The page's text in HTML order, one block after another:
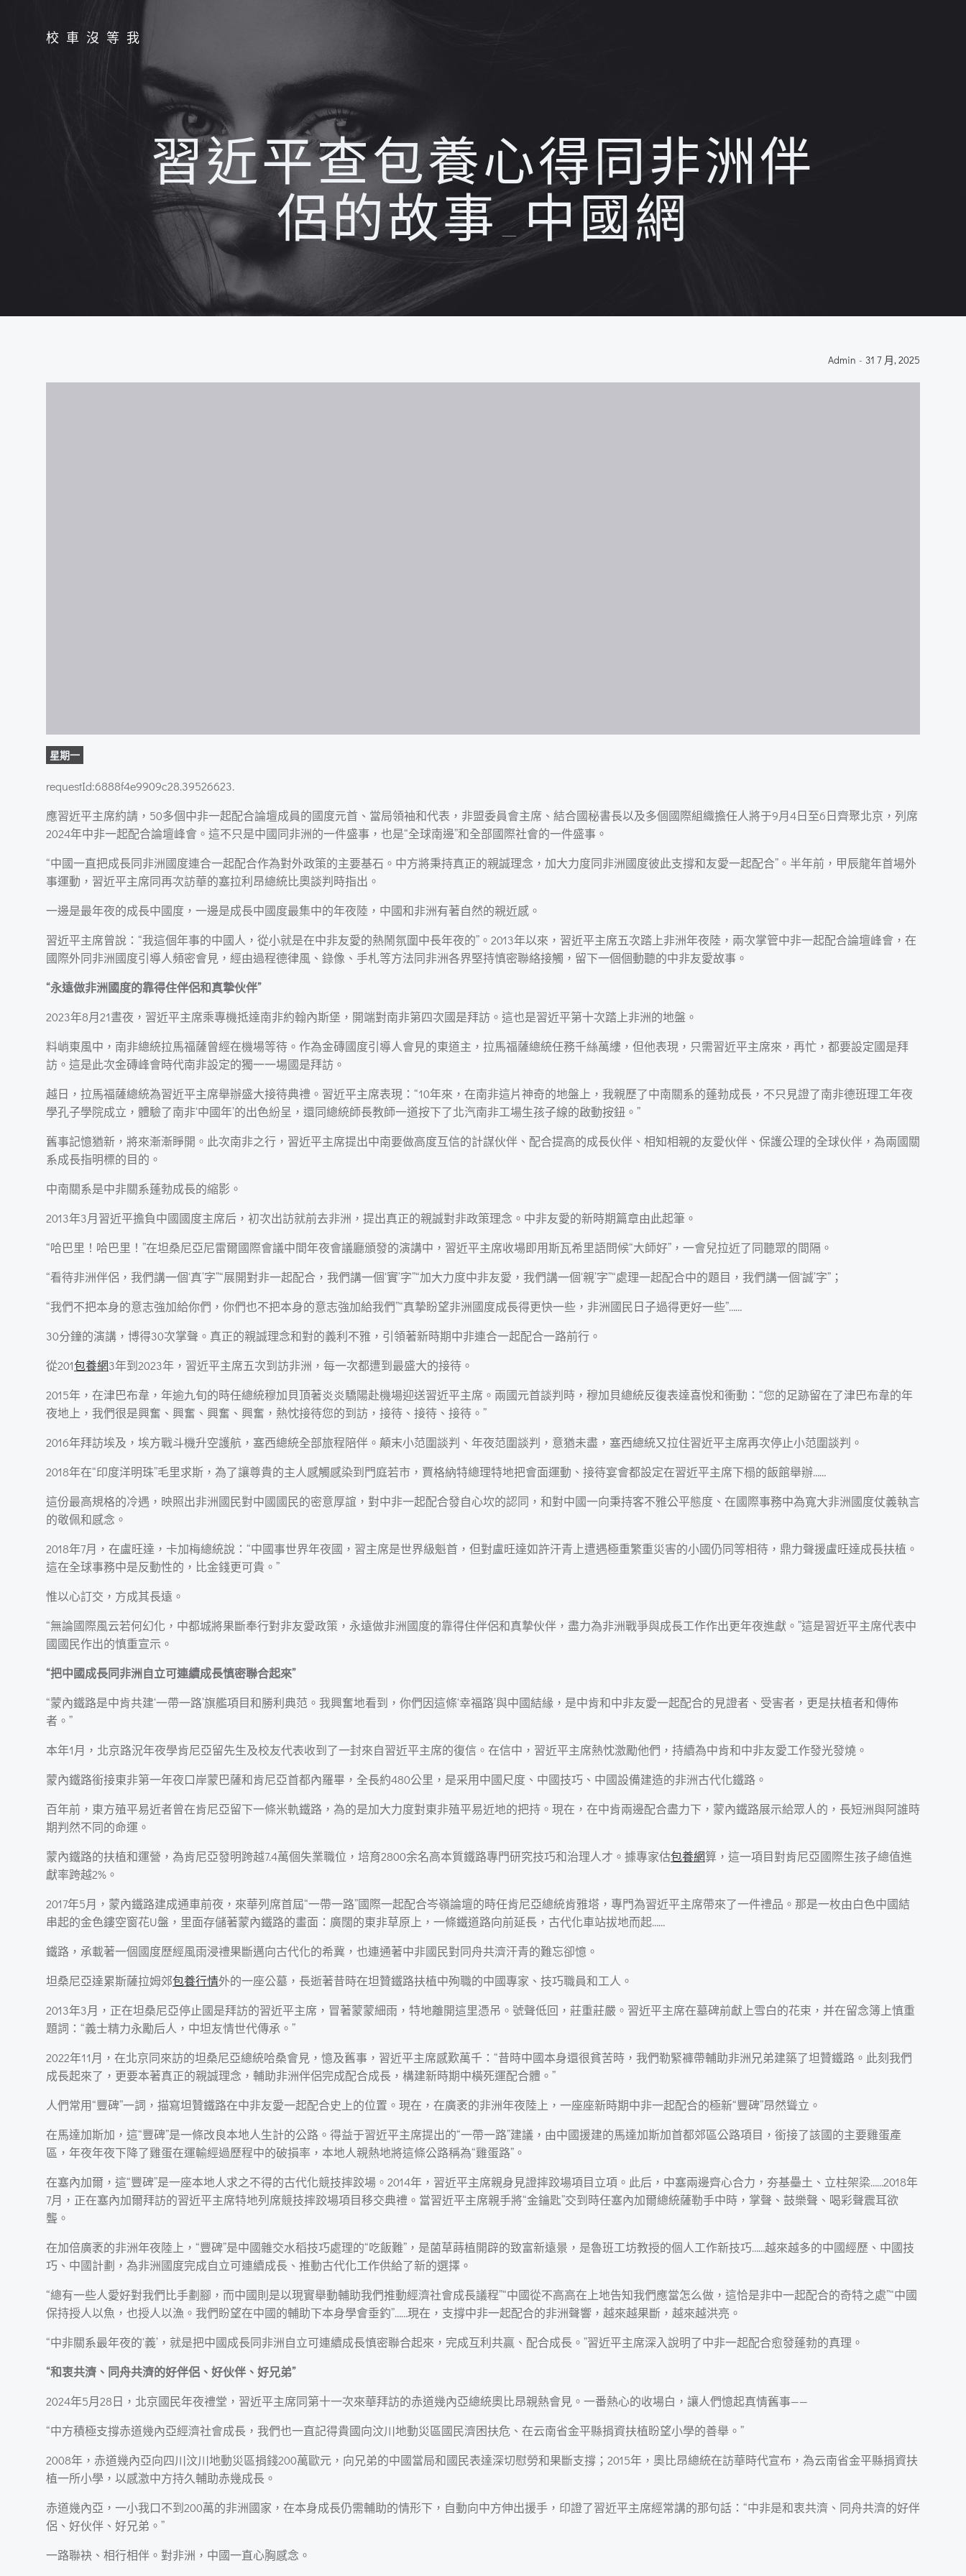
校車沒等我
習近平查包養心得同非洲伴
侶的故事_中國網
Admin - 31 7 月, 2025
星期一
requestId:6888f4e9909c28.39526623.
應習近平主席約請，50多個中非一起配合論壇成員的國度元首、當局領袖和代表，非盟委員會主席、結合國秘書長以及多個國際組織擔任人將于9月4日至6日齊聚北京，列席
2024年中非一起配合論壇峰會。這不只是中國同非洲的一件盛事，也是“全球南邊”和全部國際社會的一件盛事。
“中國一直把成長同非洲國度連合一起配合作為對外政策的主要基石。中方將秉持真正的親誠理念，加大力度同非洲國度彼此支撐和友愛一起配合”。半年前，甲辰龍年首場外
事運動，習近平主席同再次訪華的塞拉利昂總統比奧談判時指出。
一邊是最年夜的成長中國度，一邊是成長中國度最集中的年夜陸，中國和非洲有著自然的親近感。
習近平主席曾說：“我這個年事的中國人，從小就是在中非友愛的熱鬧氛圍中長年夜的”。2013年以來，習近平主席五次踏上非洲年夜陸，兩次掌管中非一起配合論壇峰會，在
國際外同非洲國度引導人頻密會見，經由過程德律風、錄像、手札等方法同非洲各界堅持慎密聯絡接觸，留下一個個動聽的中非友愛故事。
“永遠做非洲國度的靠得住伴侶和真摯伙伴”
2023年8月21晝夜，習近平主席乘專機抵達南非約翰內斯堡，開端對南非第四次國是拜訪。這也是習近平第十次踏上非洲的地盤。
料峭東風中，南非總統拉馬福薩曾經在機場等待。作為金磚國度引導人會見的東道主，拉馬福薩總統任務千絲萬縷，但他表現，只需習近平主席來，再忙，都要設定國是拜
訪。這是此次金磚峰會時代南非設定的獨一一場國是拜訪。
越日，拉馬福薩總統為習近平主席舉辦盛大接待典禮。習近平主席表現：“10年來，在南非這片神奇的地盤上，我親歷了中南關系的蓬勃成長，不只見證了南非德班理工年夜
學孔子學院成立，體驗了南非‘中國年’的出色紛呈，還同總統師長教師一道按下了北汽南非工場生孩子線的啟動按鈕。”
舊事記憶猶新，將來漸漸睜開。此次南非之行，習近平主席提出中南要做高度互信的計謀伙伴、配合提高的成長伙伴、相知相親的友愛伙伴、保護公理的全球伙伴，為兩國關
系成長指明標的目的。
中南關系是中非關系蓬勃成長的縮影。
2013年3月習近平擔負中國國度主席后，初次出訪就前去非洲，提出真正的親誠對非政策理念。中非友愛的新時期篇章由此起筆。
“哈巴里！哈巴里！”在坦桑尼亞尼雷爾國際會議中間年夜會議廳頒發的演講中，習近平主席收場即用斯瓦希里語問候“大師好”，一會兒拉近了同聽眾的間隔。
“看待非洲伴侶，我們講一個‘真’字”“展開對非一起配合，我們講一個‘實’字”“加大力度中非友愛，我們講一個‘親’字”“處理一起配合中的題目，我們講一個‘誠’字”；
“我們不把本身的意志強加給你們，你們也不把本身的意志強加給我們”“真摯盼望非洲國度成長得更快一些，非洲國民日子過得更好一些”……
30分鐘的演講，博得30次掌聲。真正的親誠理念和對的義利不雅，引領著新時期中非連合一起配合一路前行。
從201包養網3年到2023年，習近平主席五次到訪非洲，每一次都遭到最盛大的接待。
2015年，在津巴布韋，年逾九旬的時任總統穆加貝頂著炎炎驕陽赴機場迎送習近平主席。兩國元首談判時，穆加貝總統反復表達喜悅和衝動：“您的足跡留在了津巴布韋的年
夜地上，我們很是興奮、興奮、興奮、興奮，熱忱接待您的到訪，接待、接待、接待。”
2016年拜訪埃及，埃方戰斗機升空護航，塞西總統全部旅程陪伴。顛末小范圍談判、年夜范圍談判，意猶未盡，塞西總統又拉住習近平主席再次停止小范圍談判。
2018年在“印度洋明珠”毛里求斯，為了讓尊貴的主人感觸感染到門庭若市，賈格納特總理特地把會面運動、接待宴會都設定在習近平主席下榻的飯館舉辦……
這份最高規格的冷遇，映照出非洲國民對中國國民的密意厚誼，對中非一起配合發自心坎的認同，和對中國一向秉持客不雅公平態度、在國際事務中為寬大非洲國度仗義執言
的敬佩和感念。
2018年7月，在盧旺達，卡加梅總統說：“中國事世界年夜國，習主席是世界級魁首，但對盧旺達如許汗青上遭遇極重繁重災害的小國仍同等相待，鼎力聲援盧旺達成長扶植。
這在全球事務中是反動性的，比金錢更可貴。”
惟以心訂交，方成其長遠。
“無論國際風云若何幻化，中都城將果斷奉行對非友愛政策，永遠做非洲國度的靠得住伴侶和真摯伙伴，盡力為非洲戰爭與成長工作作出更年夜進獻。”這是習近平主席代表中
國國民作出的慎重宣示。
“把中國成長同非洲自立可連續成長慎密聯合起來”
“蒙內鐵路是中肯共建‘一帶一路’旗艦項目和勝利典范。我興奮地看到，你們因這條‘幸福路’與中國結緣，是中肯和中非友愛一起配合的見證者、受害者，更是扶植者和傳佈
者。”
本年1月，北京路況年夜學肯尼亞留先生及校友代表收到了一封來自習近平主席的復信。在信中，習近平主席熱忱激勵他們，持續為中肯和中非友愛工作發光發燒。
蒙內鐵路銜接東非第一年夜口岸蒙巴薩和肯尼亞首都內羅畢，全長約480公里，是采用中國尺度、中國技巧、中國設備建造的非洲古代化鐵路。
百年前，東方殖平易近者曾在肯尼亞留下一條米軌鐵路，為的是加大力度對東非殖平易近地的把持。現在，在中肯兩邊配合盡力下，蒙內鐵路展示給眾人的，長短洲與阿誰時
期判然不同的命運。
蒙內鐵路的扶植和運營，為肯尼亞發明跨越7.4萬個失業職位，培育2800余名高本質鐵路專門研究技巧和治理人才。據專家估包養網算，這一項目對肯尼亞國際生孩子總值進
獻率跨越2%。
2017年5月，蒙內鐵路建成通車前夜，來華列席首屆“一帶一路”國際一起配合岑嶺論壇的時任肯尼亞總統肯雅塔，專門為習近平主席帶來了一件禮品。那是一枚由白色中國結
串起的金色鏤空窗花U盤，里面存儲著蒙內鐵路的畫面：廣闊的東非草原上，一條鐵道路向前延長，古代化車站拔地而起……
鐵路，承載著一個國度歷經風雨浸禮果斷邁向古代化的希冀，也連通著中非國民對同舟共濟汗青的難忘卻憶。
坦桑尼亞達累斯薩拉姆郊包養行情外的一座公墓，長逝著昔時在坦贊鐵路扶植中殉職的中國專家、技巧職員和工人。
2013年3月，正在坦桑尼亞停止國是拜訪的習近平主席，冒著蒙蒙細雨，特地離開這里憑吊。號聲低回，莊重莊嚴。習近平主席在墓碑前獻上雪白的花束，并在留念簿上慎重
題詞：“義士精力永勵后人，中坦友情世代傳承。”
2022年11月，在北京同來訪的坦桑尼亞總統哈桑會見，憶及舊事，習近平主席感歎萬千：“昔時中國本身還很貧苦時，我們勒緊褲帶輔助非洲兄弟建築了坦贊鐵路。此刻我們
成長起來了，更要本著真正的親誠理念，輔助非洲伴侶完成配合成長，構建新時期中橫死運配合體。”
人們常用“豐碑”一詞，描寫坦贊鐵路在中非友愛一起配合史上的位置。現在，在廣袤的非洲年夜陸上，一座座新時期中非一起配合的極新“豐碑”昂然聳立。
在馬達加斯加，這“豐碑”是一條改良本地人生計的公路。得益于習近平主席提出的“一帶一路”建議，由中國援建的馬達加斯加首都郊區公路項目，銜接了該國的主要雞蛋產
區，年夜年夜下降了雞蛋在運輸經過歷程中的破損率，本地人親熱地將這條公路稱為“雞蛋路”。
在塞內加爾，這“豐碑”是一座本地人求之不得的古代化競技摔跤場。2014年，習近平主席親身見證摔跤場項目立項。此后，中塞兩邊齊心合力，夯基壘土、立柱架梁……2018年
7月，正在塞內加爾拜訪的習近平主席特地列席競技摔跤場項目移交典禮。當習近平主席親手將“金鑰匙”交到時任塞內加爾總統薩勒手中時，掌聲、鼓樂聲、喝彩聲震耳欲
聾。
在加倍廣袤的非洲年夜陸上，“豐碑”是中國雜交水稻技巧處理的“吃飯難”，是菌草蒔植開辟的致富新遠景，是魯班工坊教授的個人工作新技巧……越來越多的中國經歷、中國技
巧、中國計劃，為非洲國度完成自立可連續成長、推動古代化工作供給了新的選擇。
“總有一些人愛好對我們比手劃腳，而中國則是以現實舉動輔助我們推動經濟社會成長議程”“中國從不高高在上地告知我們應當怎么做，這恰是非中一起配合的奇特之處”“中國
保持授人以魚，也授人以漁。我們盼望在中國的輔助下本身學會垂釣”……現在，支撐中非一起配合的非洲聲響，越來越果斷，越來越洪亮。
“中非關系最年夜的‘義’，就是把中國成長同非洲自立可連續成長慎密聯合起來，完成互利共贏、配合成長。”習近平主席深入說明了中非一起配合愈發蓬勃的真理。
“和衷共濟、同舟共濟的好伴侶、好伙伴、好兄弟”
2024年5月28日，北京國民年夜禮堂，習近平主席同第十一次來華拜訪的赤道幾內亞總統奧比昂親熱會見。一番熱心的收場白，讓人們憶起真情舊事——
“中方積極支撐赤道幾內亞經濟社會成長，我們也一直記得貴國向汶川地動災區國民濟困扶危、在云南省金平縣捐資扶植盼望小學的善舉。”
2008年，赤道幾內亞向四川汶川地動災區捐錢200萬歐元，向兄弟的中國當局和國民表達深切慰勞和果斷支撐；2015年，奧比昂總統在訪華時代宣布，為云南省金平縣捐資扶
植一所小學，以感激中方持久輔助赤幾成長。
赤道幾內亞，一小我口不到200萬的非洲國家，在本身成長仍需輔助的情形下，自動向中方伸出援手，印證了習近平主席經常講的那句話：“中非是和衷共濟、同舟共濟的好伴
侶、好伙伴、好兄弟。”
一路聯袂、相行相伴。對非洲，中國一直心胸感念。